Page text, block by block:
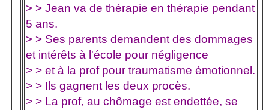
> > Jean va de thérapie en thérapie pendant
5 ans.
> > Ses parents demandent des dommages
et intérêts à l'école pour négligence
> > et à la prof pour traumatisme émotionnel.
> > Ils gagnent les deux procès.
> > La prof, au chômage est endettée, se